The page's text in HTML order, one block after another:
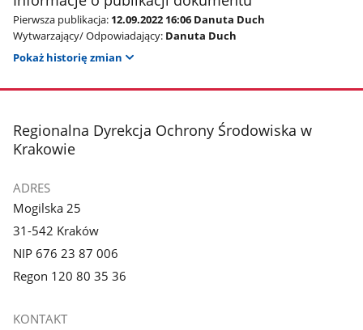
Pierwsza publikacja: 12.09.2022 16:06 Danuta Duch
Wytwarzający/ Odpowiadający: Danuta Duch
Pokaż historię zmian
stopka
Regionalna Dyrekcja Ochrony Środowiska w
Krakowie
ADRES
Mogilska 25
31-542 Kraków
NIP 676 23 87 006
Regon 120 80 35 36
KONTAKT